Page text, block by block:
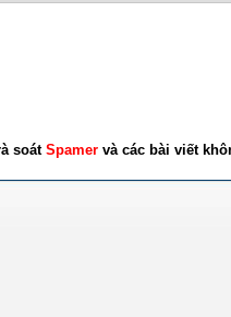
soátSpamervà các bài viết